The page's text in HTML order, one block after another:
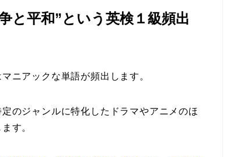
と平和”という英検１級頻出
ニアックな単語が頻出します。
のジャンルに特化したドラマやアニメのほ
す。